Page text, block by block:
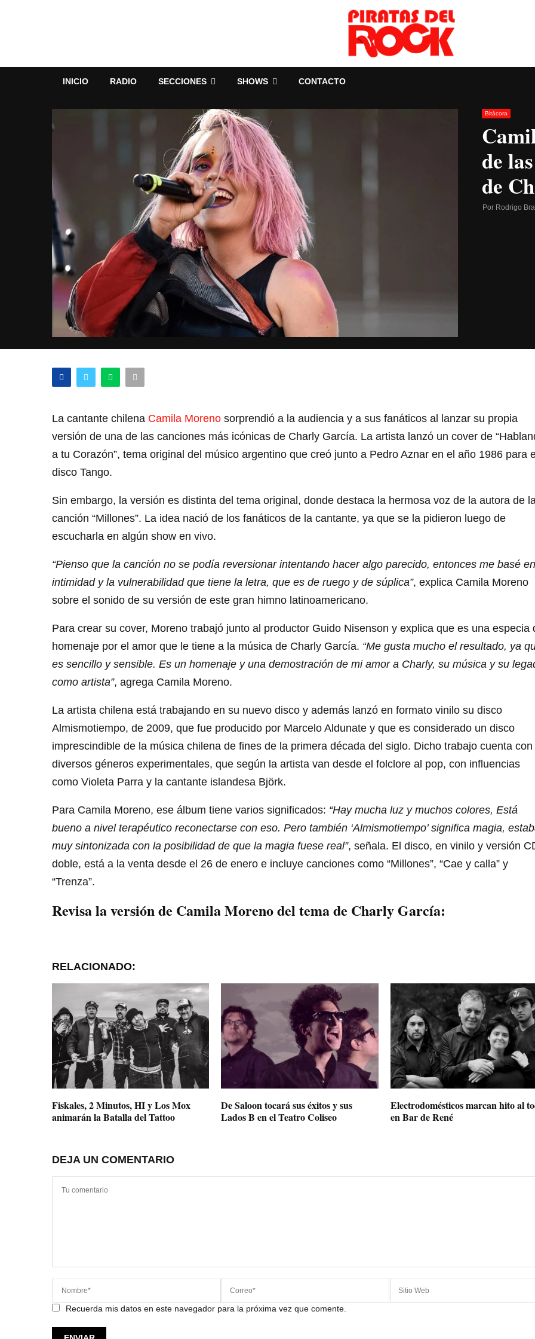
INICIO RADIO SECCIONES SHOWS CONTACTO
Bitácora
de
de
Por Rodrigo
La cantante chilena Camila Moreno sorprendió a la audiencia y a sus fanáticos al lanzar su propia
versión de una de las canciones más icónicas de Charly García. La artista lanzó un cover de
a tu Corazón”, tema original del músico argentino que creó junto a Pedro Aznar en el año 1986 para
disco Tango.
Sin embargo, la versión es distinta del tema original, donde destaca la hermosa voz de la autora de
canción “Millones”. La idea nació de los fanáticos de la cantante, ya que se la pidieron luego de
escucharla en algún show en vivo.
“Pienso que la canción no se podía reversionar intentando hacer algo parecido, entonces me basé
intimidad y la vulnerabilidad que tiene la letra, que es de ruego y de súplica”, explica Camila Moreno
sobre el sonido de su versión de este gran himno latinoamericano.
Para crear su cover, Moreno trabajó junto al productor Guido Nisenson y explica que es una especia
homenaje por el amor que le tiene a la música de Charly García. “Me gusta mucho el resultado, ya
es sencillo y sensible. Es un homenaje y una demostración de mi amor a Charly, su música y su
como artista”, agrega Camila Moreno.
La artista chilena está trabajando en su nuevo disco y además lanzó en formato vinilo su disco
Almismotiempo, de 2009, que fue producido por Marcelo Aldunate y que es considerado un disco
imprescindible de la música chilena de fines de la primera década del siglo. Dicho trabajo cuenta con
diversos géneros experimentales, que según la artista van desde el folclore al pop, con influencias
como Violeta Parra y la cantante islandesa Björk.
Para Camila Moreno, ese álbum tiene varios significados: “Hay mucha luz y muchos colores, Está
bueno a nivel terapéutico reconectarse con eso. Pero también ‘Almismotiempo’ significa magia,
muy sintonizada con la posibilidad de que la magia fuese real”, señala. El disco, en vinilo y versión
doble, está a la venta desde el 26 de enero e incluye canciones como “Millones”, “Cae y calla” y
“Trenza”.
Revisa la versión de Camila Moreno del tema de Charly García:
RELACIONADO:
Fiskales, 2 Minutos, HI y Los Mox
animarán la Batalla del Tattoo
De Saloon tocará sus éxitos y sus
Lados B en el Teatro Coliseo
Electrodomésticos marcan hito al
en Bar de René
DEJA UN COMENTARIO
Recuerda mis datos en este navegador para la próxima vez que comente.